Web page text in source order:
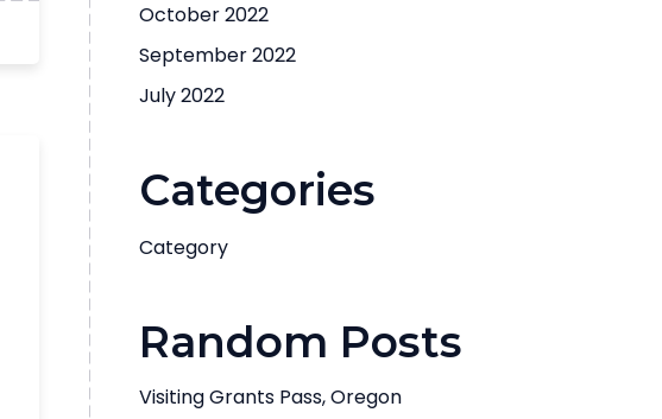
October 2022
September 2022
July 2022
Categories
Category
Random Posts
Visiting Grants Pass, Oregon